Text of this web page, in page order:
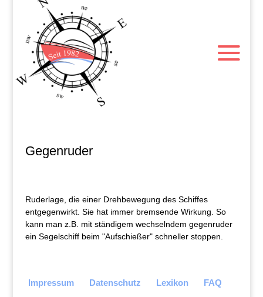
Gegenruder
Ruderlage, die einer Drehbewegung des Schiffes
entgegenwirkt. Sie hat immer bremsende Wirkung. So
kann man z.B. mit ständigem wechselndem gegenruder
ein Segelschiff beim "Aufschießer" schneller stoppen.
Impressum Datenschutz Lexikon FAQ